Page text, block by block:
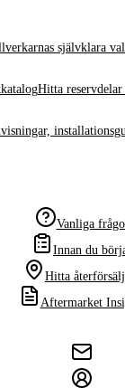
självklara
Hitta
Vanliga
Innan du
Hitta
Aftermarket